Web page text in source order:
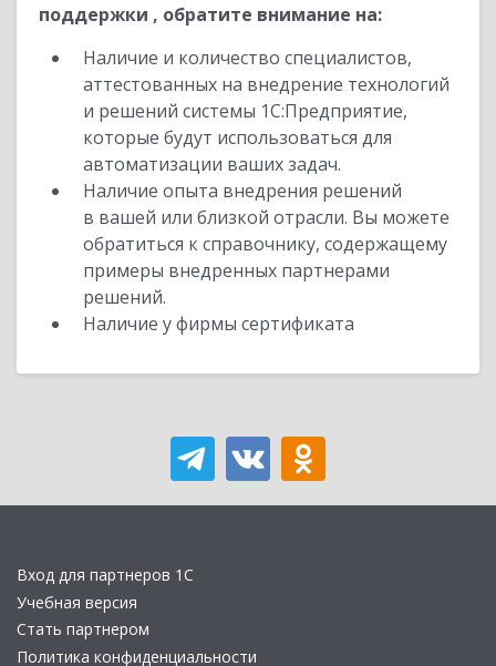
поддержки , обратите внимание на:
Наличие и количество специалистов,
аттестованных на внедрение технологий
и решений системы 1С:Предприятие,
которые будут использоваться для
автоматизации ваших задач.
Наличие опыта внедрения решений
в вашей или близкой отрасли. Вы можете
обратиться к справочнику, содержащему
примеры внедренных партнерами
решений.
Наличие у фирмы сертификата
Вход для партнеров 1С
Учебная версия
Стать партнером
Политика конфиденциальности